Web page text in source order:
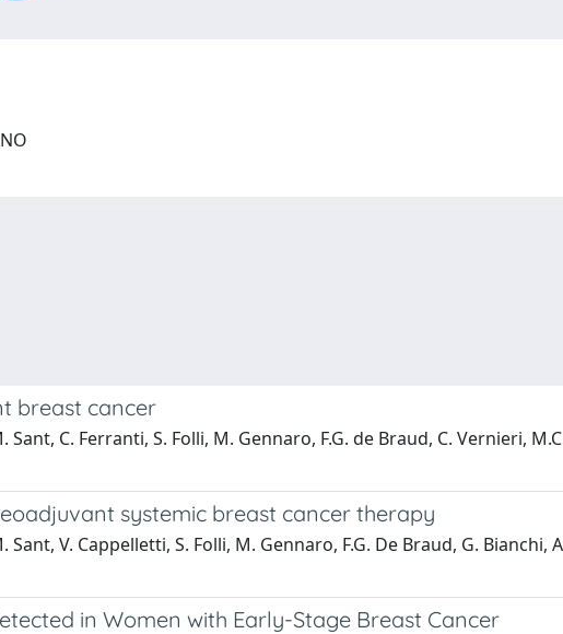
breast cancer
Sant, C. Ferranti, S. Folli, M. Gennaro, F.G. de Braud, C. Vernieri,
systemic breast cancer therapy
Sant, V. Cappelletti, S. Folli, M. Gennaro, F.G. De Braud, G.
in Women with Early-Stage Breast Cancer